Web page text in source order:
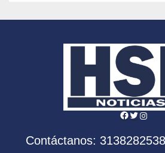
Facebook
Twitter
Contáctanos: